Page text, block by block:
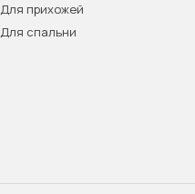
Для прихожей
Для спальни